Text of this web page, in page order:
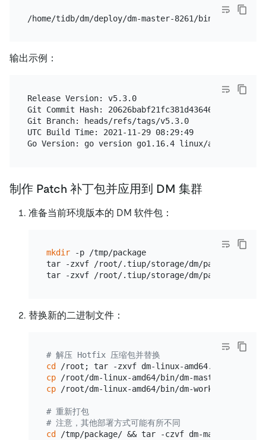
输出示例：
Release Version: v5.3.0
Git Commit Hash:
Git Branch: heads/refs/tags/v5.3.0
UTC Build Time: 2021-11-29 08:29:49
制作 Patch 补丁包并应用到 DM 集群
准备当前环境版本的 DM 软件包：
mkdir -p /tmp/package
tar -zxvf /root/.tiup/storage/dm/packages/dm-
替换新的二进制文件：
# 解压 Hotfix 压缩包并替换
cd
cp
cp /root/dm-linux-amd64/bin/dm-worker /tmp/
# 重新打包
# 注意，其他部署方式可能有所不同
cd